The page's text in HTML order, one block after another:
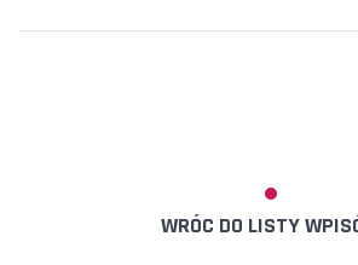
WRÓC DO LISTY